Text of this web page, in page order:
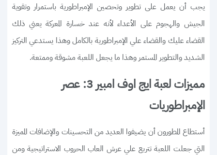
يجب أن يعمل على تطوير وتحصين الإمبراطورية باستمرار وتقوية
الجيش والهجوم على الأعداء لأنه عند خسارة المعركة يعني ذلك
القضاء عليك والقضاء علي الإمبراطورية بالكامل وهذا يستدعي التركيز
الشديد والتطوير المستمر وهذا ما يجعل اللعبة مشوقة وممتعة.
مميزات لعبة ايج اوف امبير 3: عصر
الإمبراطوريات
أستطاع المطورون أن يضيفوا العديد من التحسينات والإضافات المميزة
التي جعلت اللعبة تتربع علي عرش العاب الحروب الاستراتيجية ومن